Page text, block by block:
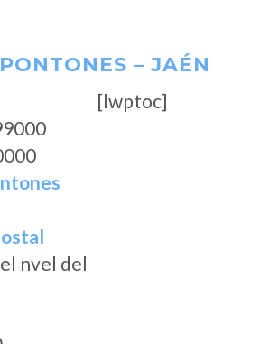
– JAÉN
nvel del
[lwptoc]